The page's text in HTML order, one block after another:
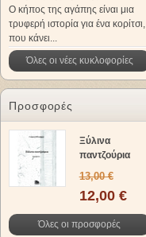
Ο κήπος της αγάπης είναι μια
τρυφερή ιστορία για ένα κορίτσι,
που κάνει...
Όλες οι νέες κυκλοφορίες
Προσφορές
Ξύλινα
παντζούρια
13,00 €
12,00 €
Όλες οι προσφορές